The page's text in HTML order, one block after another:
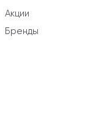
Акции
Бренды